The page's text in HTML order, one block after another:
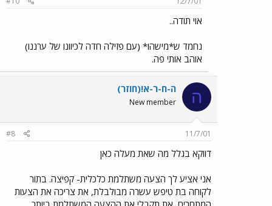
אוי תודה..
נחמד ש*מישהו* (עם פזילה חדה לכיוונו של ערננו)
אוהב אותי פה.
ה ה-ח-ר-א!(חוזר)
New member
11/7/01
#8
דווקא בגלל מה שאת מעלה כאן
אני אציע לך הצעה משתלמת כלכלית- קפיצה. בתור
לקוחה בת טיפש עשרה מבולבלת, את צריכה את הצעות